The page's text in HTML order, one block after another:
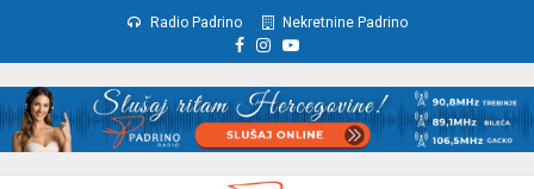
Radio Padrino Nekretnine Padrino
Facebook
Instagram
Youtube